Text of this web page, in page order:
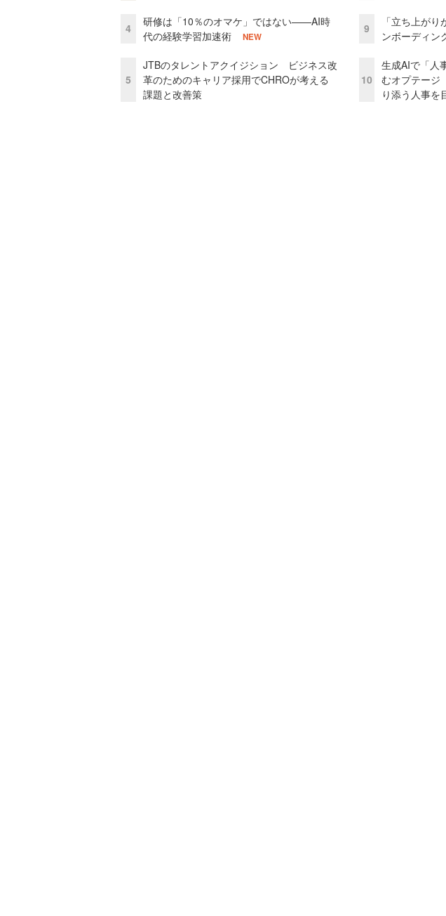
4
研修は「10％のオマケ」ではない——AI時
代の経験学習加速術
NEW
5
JTBのタレントアクイジション ビジネス改
革のためのキャリア採用でCHROが考える
課題と改善策
9
「立ち上が
ンボーディン
10
生成AIで「人
むオプテー
り添う人事を